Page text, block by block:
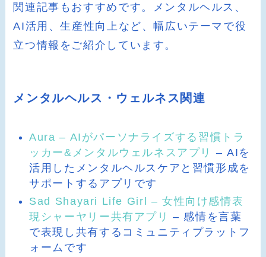
関連記事もおすすめです。メンタルヘルス、
AI活用、生産性向上など、幅広いテーマで役
立つ情報をご紹介しています。
メンタルヘルス・ウェルネス関連
Aura – AIがパーソナライズする習慣トラ
ッカー&メンタルウェルネスアプリ
– AIを
活用したメンタルヘルスケアと習慣形成を
サポートするアプリです
Sad Shayari Life Girl – 女性向け感情表
現シャーヤリー共有アプリ – 感情を言葉
で表現し共有するコミュニティプラットフ
ォームです